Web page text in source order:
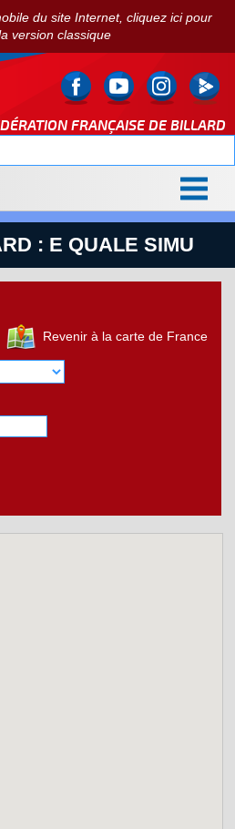
du site Internet, cliquez ici pour
version classique
FRANÇAISE DEBILLARD
: E QUALE SIMU
Revenir à la carte de France